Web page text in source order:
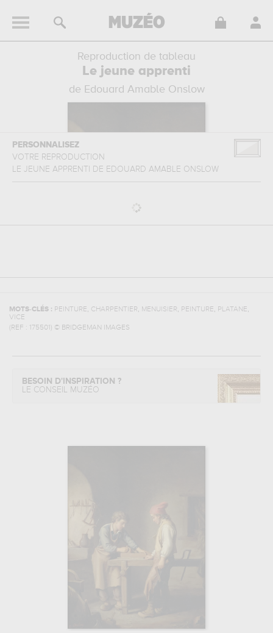
Reproduction de tableau
Le jeune apprenti
de Edouard Amable Onslow
PERSONNALISEZ
VOTRE REPRODUCTION
LE JEUNE APPRENTI
DE EDOUARD AMABLE ONSLOW
MOTS-CLÉS : PEINTURE, CHARPENTIER, MENUISIER, PEINTURE, PLATANE,
VICE
(REF :
175501 ) © BRIDGEMAN IMAGES
BESOIN D'INSPIRATION ?
LE CONSEIL MUZÉO